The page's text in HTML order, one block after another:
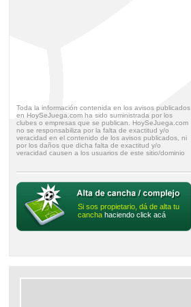
Toda la información contenida en los avisos publicados
en HoySeJuega.com ha sido suministrada por los
clubes o empresas que se publican. HoySeJuega.com
no se responsabiliza por la falta de exactitud y/o
veracidad en el contenido de los avisos publicados, ni
por los daños que dicha falta de exactitud y/o
veracidad causen a los usuarios de este sitio/dominio
Si sos propietario, dá de alta tu
cancha haciendo click acá